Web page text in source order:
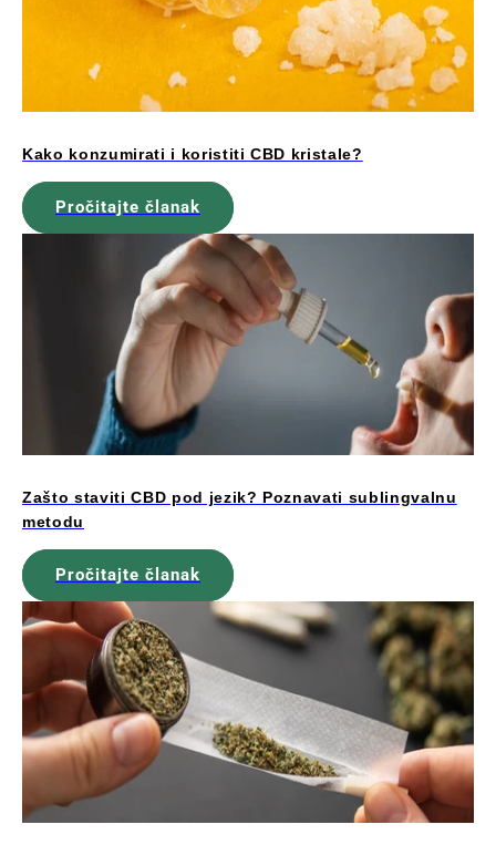
Kako konzumirati i koristiti CBD kristale?
Pročitajte članak
Zašto staviti CBD pod jezik? Poznavati sublingvalnu
metodu
Pročitajte članak